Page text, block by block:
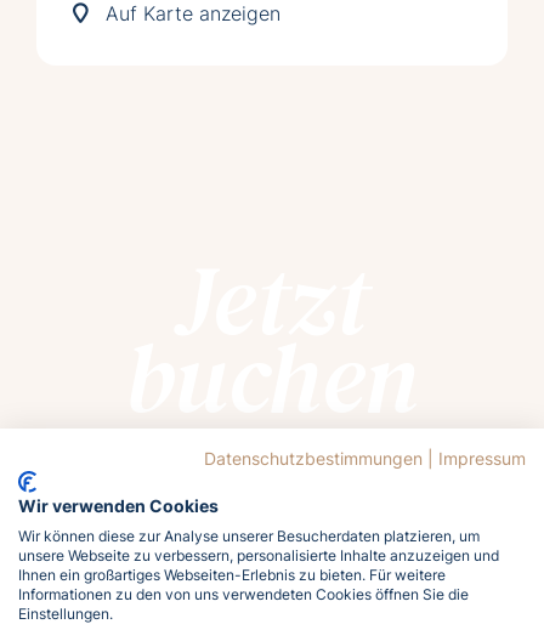
Auf Karte anzeigen
Lasst euch von der Ostsee rufen!
Meldet euch jetzt an und holt euch das
Meergefühl nach Hause!
Datenschutzbestimmungen Impressum
Wir verwenden Cookies
Wir können diese zur Analyse unserer Besucherdaten platzieren, um
unsere Webseite zu verbessern, personalisierte Inhalte anzuzeigen und
Ihnen ein großartiges Webseiten-Erlebnis zu bieten. Für weitere
Informationen zu den von uns verwendeten Cookies öffnen Sie die
Einstellungen.